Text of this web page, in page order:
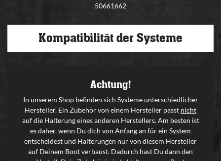
50661662
Kompatibilität der Systeme
Achtung!
In unserem Shop befinden sich Systeme unterschiedlicher
Hersteller. Ein Zubehör von einem Hersteller passt nicht
auf die Halterung eines anderen Herstellers. Am besten ist
es daher, wenn Du dich von Anfang an für ein System
entscheidest und Halterungen nur von diesem Hersteller
auf Deinem Boot verbaust. Dadurch hast Du dann den